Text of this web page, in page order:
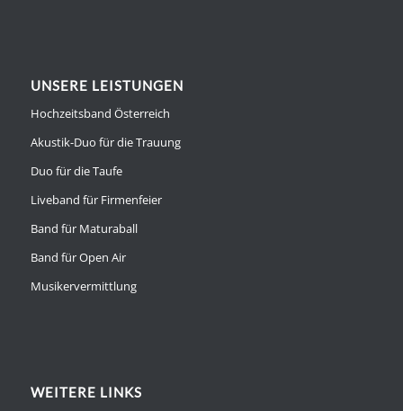
UNSERE LEISTUNGEN
Hochzeitsband Österreich
Akustik-Duo für die Trauung
Duo für die Taufe
Liveband für Firmenfeier
Band für Maturaball
Band für Open Air
Musikervermittlung
WEITERE LINKS